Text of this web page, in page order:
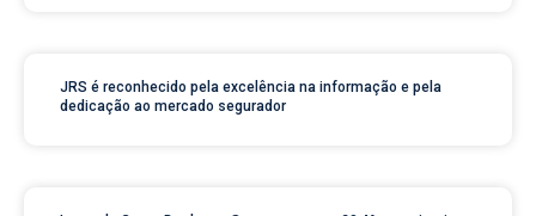
JRS é reconhecido pela excelência na informação e pela
dedicação ao mercado segurador